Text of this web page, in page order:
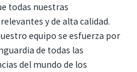
todas nuestras
y de alta calidad.
equipo se esfuerza por
de todas las
del mundo de los